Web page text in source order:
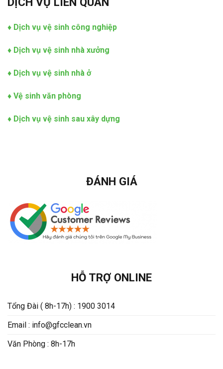
♦ Dịch vụ vệ sinh công nghiệp
♦ Dịch vụ vệ sinh nhà xưởng
♦ Dịch vụ vệ sinh nhà ở
♦ Vệ sinh văn phòng
♦ Dịch vụ vệ sinh sau xây dựng
ĐÁNH GIÁ
HỖ TRỢ ONLINE
Tổng Đài ( 8h-17h) : 1900 3014
Email : info@gfcclean.vn
Văn Phòng : 8h-17h